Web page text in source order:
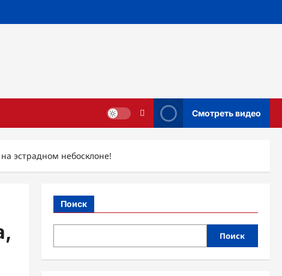
Смотреть видео
эстрадном небосклоне!
Поиск
Поиск